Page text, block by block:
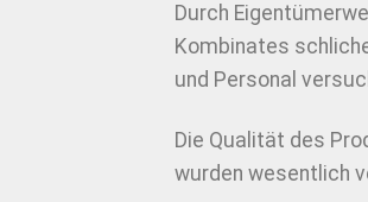
Durch
Kombinates
und Personal
Die Qualität des
wurden wesentlich